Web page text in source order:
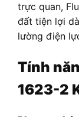
trực quan,
đất tiện lợi
lường điện
Tính
1623-2